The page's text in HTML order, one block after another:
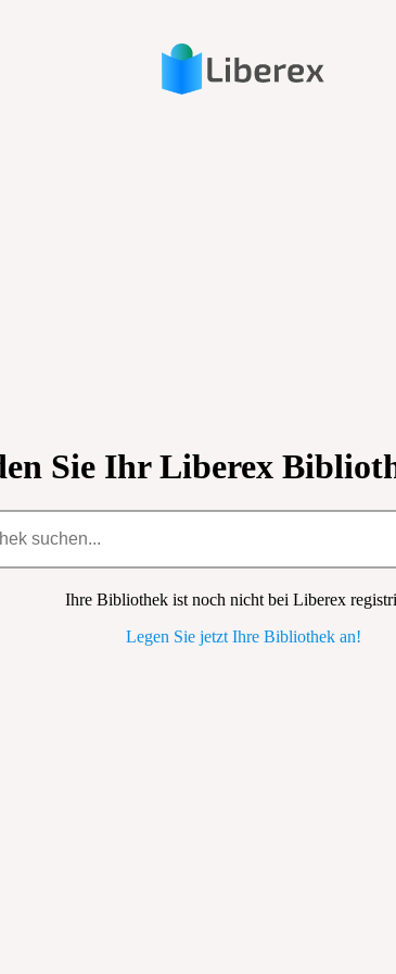
Sie Ihr Liberex
Ihre Bibliothek ist noch nicht bei Liberex
Legen Sie jetzt Ihre Bibliothek an!